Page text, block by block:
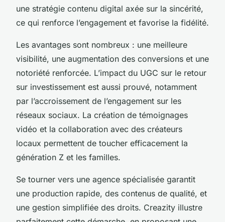
une stratégie contenu digital axée sur la sincérité,
ce qui renforce l’engagement et favorise la fidélité.
Les avantages sont nombreux : une meilleure
visibilité, une augmentation des conversions et une
notoriété renforcée. L’impact du UGC sur le retour
sur investissement est aussi prouvé, notamment
par l’accroissement de l’engagement sur les
réseaux sociaux. La création de témoignages
vidéo et la collaboration avec des créateurs
locaux permettent de toucher efficacement la
génération Z et les familles.
Se tourner vers une agence spécialisée garantit
une production rapide, des contenus de qualité, et
une gestion simplifiée des droits. Creazity illustre